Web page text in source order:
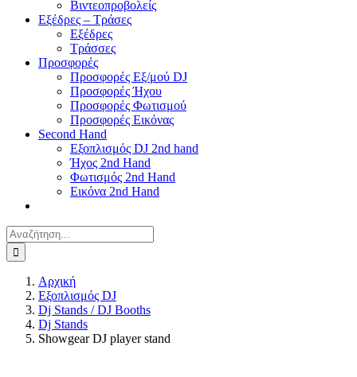
Βιντεοπροβολείς
Εξέδρες – Τράσες
Εξέδρες
Τράσσες
Προσφορές
Προσφορές Εξ/μού DJ
Προσφορές Ήχου
Προσφορές Φωτισμού
Προσφορές Εικόνας
Second Hand
Εξοπλισμός DJ 2nd hand
Ήχος 2nd Hand
Φωτισμός 2nd Hand
Εικόνα 2nd Hand
Αναζήτηση
για:
Αρχική
Εξοπλισμός DJ
Dj Stands / DJ Booths
Dj Stands
Showgear DJ player stand